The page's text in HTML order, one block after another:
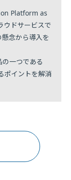
Platform as
ウドサービスで
念から導入を
一つである
ポイントを解消